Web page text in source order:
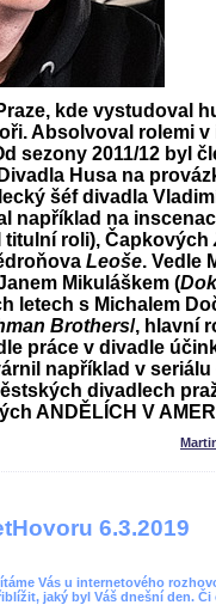
kde vystudoval
Absolvoval rolemi
sezony 2011/12 byl
Husa na
šéf divadla
například na
titulní roli), Čapkových
Leoše. Vedle
Mikuláškem (
letech s Michalem
Brothers/, hlavní
práce v divadle
například v seriálu
divadlech
ANDĚLÍCH V
6.3.2019
Vás u internetového
jaký byl Váš dnešní den. Či